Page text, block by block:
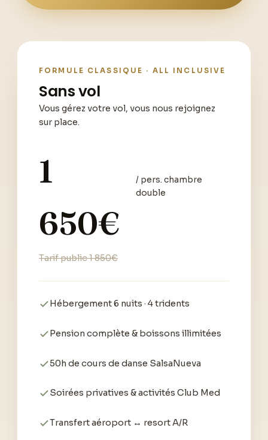
FORMULE CLASSIQUE · ALL INCLUSIVE
Sans vol
Vous gérez votre vol, vous nous rejoignez
sur place.
1
650€
/ pers. chambre
double
Tarif public 1 850€
Hébergement 6 nuits · 4 tridents
Pension complète & boissons illimitées
50h de cours de danse SalsaNueva
Soirées privatives & activités Club Med
Transfert aéroport ↔ resort A/R